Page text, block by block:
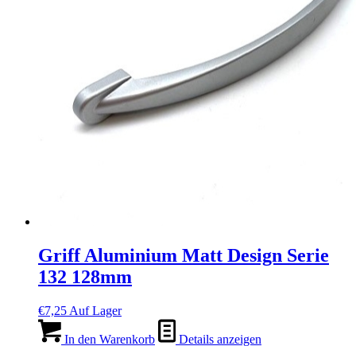
Griff Aluminium Matt Design Serie
132 128mm
€7,25 Auf Lager
In den Warenkorb Details anzeigen